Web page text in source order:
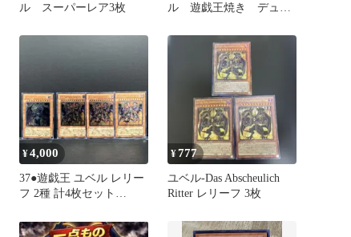
ル スーパーレア3枚
ル 遊戯王焼き デュエ
¥4,000
37●遊戯王 ユベル レリー
フ 2種 計4枚セット
¥777
ユベル-Das Abscheulich
Ritter レリーフ 3枚